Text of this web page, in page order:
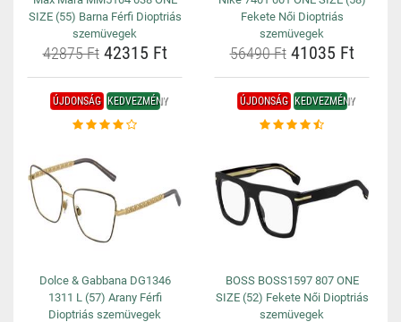
SIZE (55) Barna Férfi Dioptriás
szemüvegek
42875 Ft42315 Ft
Fekete Női Dioptriás
szemüvegek
56490 Ft41035 Ft
ÚJDONSÁG KEDVEZMÉNY
Dolce & Gabbana DG1346
1311 L (57) Arany Férfi
Dioptriás szemüvegek
ÚJDONSÁG KEDVEZMÉNY
BOSS BOSS1597 807 ONE
SIZE (52) Fekete Női Dioptriás
szemüvegek